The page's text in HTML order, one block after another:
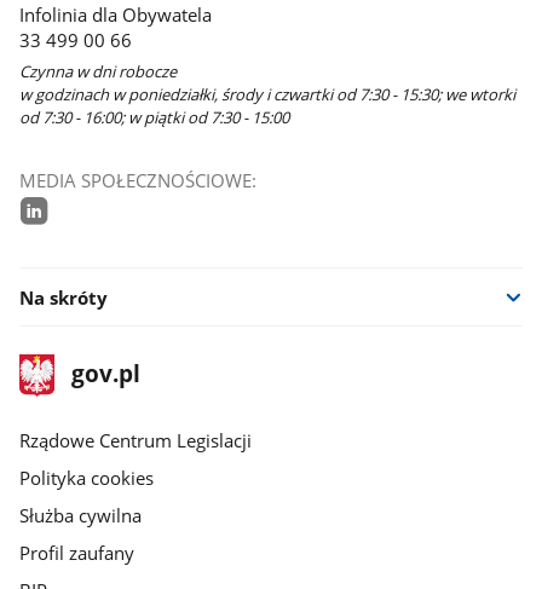
Infolinia dla Obywatela
33 499 00 66
Czynna w dni robocze
w godzinach w poniedziałki, środy i czwartki od 7:30 - 15:30; we wtorki
od 7:30 - 16:00; w piątki od 7:30 - 15:00
MEDIA SPOŁECZNOŚCIOWE:
Na skróty
stopka
gov.plStrona
gov.pl
Rządowe Centrum Legislacji
Polityka cookies
Służba cywilna
Profil zaufany